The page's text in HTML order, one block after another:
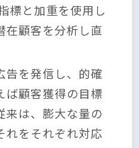
標と加重を使用し
在顧客を分析し直
告を発信し、的確
ば顧客獲得の目標
来は、膨大な量の
れをそれぞれ対応